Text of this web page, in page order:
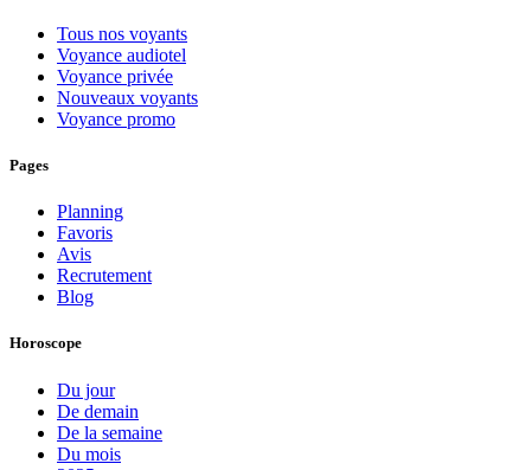
Tous nos voyants
Voyance audiotel
Voyance privée
Nouveaux voyants
Voyance promo
Pages
Planning
Favoris
Avis
Recrutement
Blog
Horoscope
Du jour
De demain
De la semaine
Du mois